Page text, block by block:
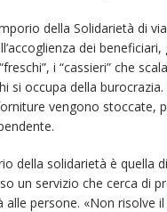
della Solidarietà di
dei
i “cassieri” che
si occupa della
vengono stoccate,
della solidarietà è
un servizio che cerca di
alle persone. «Non risolve